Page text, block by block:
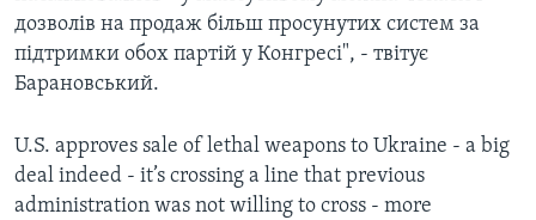
дозволів на продаж більш просунутих систем за
підтримки обох партій у Конгресі", - твітує
Барановський.
U.S. approves sale of lethal weapons to Ukraine - a big
deal indeed - it’s crossing a line that previous
administration was not willing to cross - more